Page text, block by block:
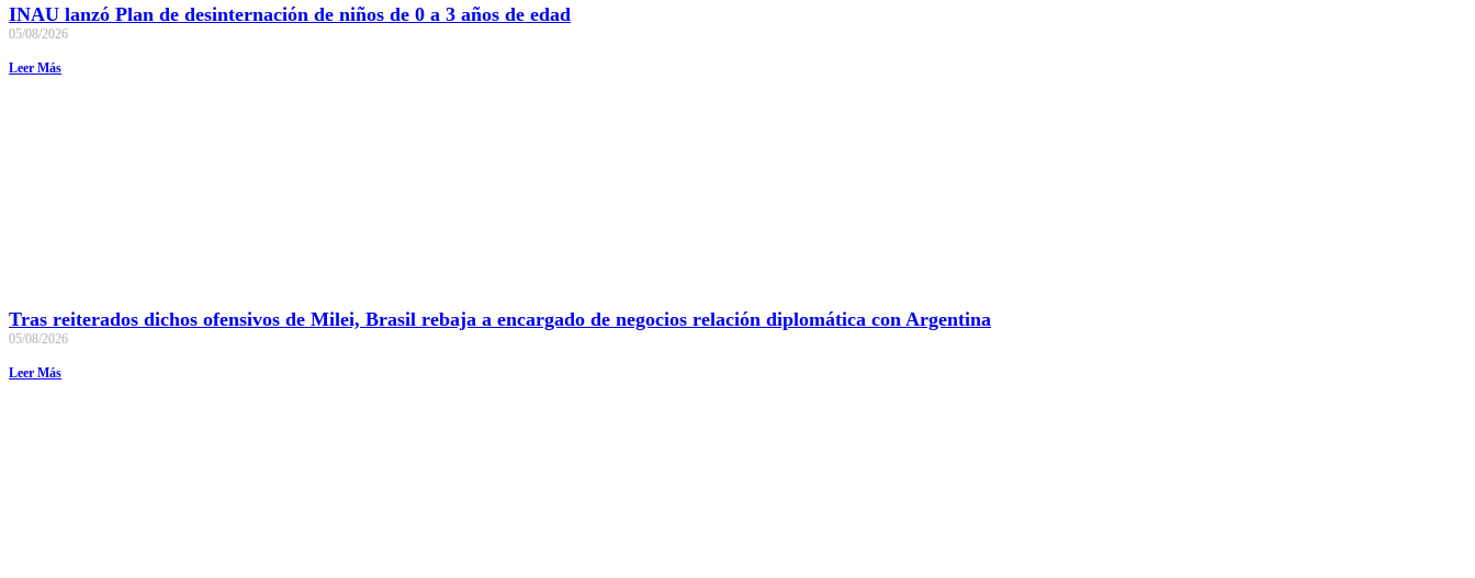
INAU lanzó Plan de desinternación de niños de 0 a 3 años de edad
05/08/2026
Leer Más
Tras reiterados dichos ofensivos de Milei, Brasil rebaja a encargado de negocios relación diplomática con Argentina
05/08/2026
Leer Más